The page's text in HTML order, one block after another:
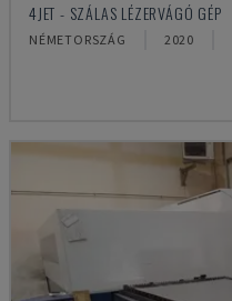
4JET - SZÁLAS LÉZERVÁGÓ GÉP
NÉMETORSZÁG 2020